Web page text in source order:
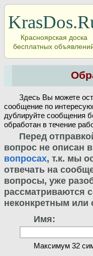
Красноярская доска
бесплатных
Здесь Вы можете
сообщение по
дублируйте сообщения
обработан в течение
Перед
вопрос не описан в
вопросах, т.к. мы
отвечать на
вопросы, уже
рассматриваются
неконкретным или
Имя:
Максимум 32